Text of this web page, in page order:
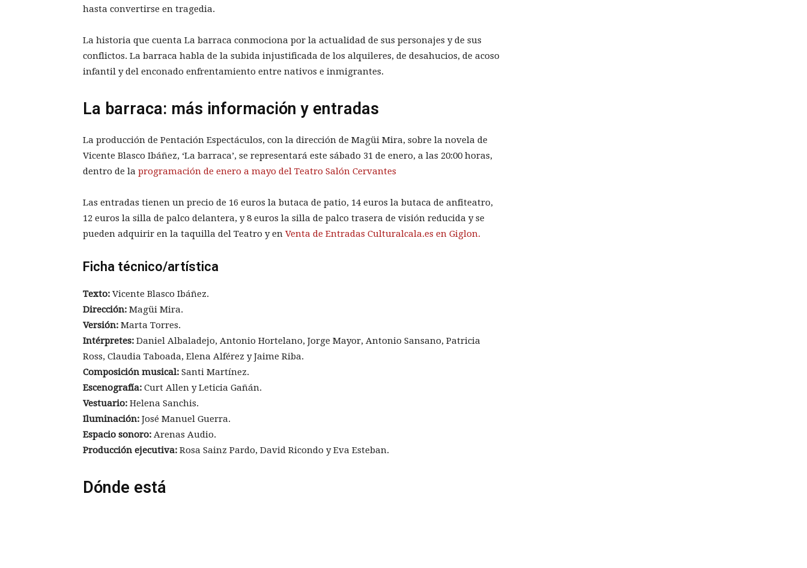
hasta convertirse en tragedia.
La historia que cuenta La barraca conmociona por la actualidad de sus personajes y de sus
conflictos. La barraca habla de la subida injustificada de los alquileres, de desahucios, de acoso
infantil y del enconado enfrentamiento entre nativos e inmigrantes.
La barraca: más información y entradas
La producción de Pentación Espectáculos, con la dirección de Magüi Mira, sobre la novela de
Vicente Blasco Ibáñez, ‘La barraca’, se representará este sábado 31 de enero, a las 20:00 horas,
dentro de la programación de enero a mayo del Teatro Salón Cervantes
Las entradas tienen un precio de 16 euros la butaca de patio, 14 euros la butaca de anfiteatro,
12 euros la silla de palco delantera, y 8 euros la silla de palco trasera de visión reducida y se
pueden adquirir en la taquilla del Teatro y en Venta de Entradas Culturalcala.es en Giglon.
Ficha técnico/artística
Texto: Vicente Blasco Ibáñez.
Dirección: Magüi Mira.
Versión: Marta Torres.
Intérpretes: Daniel Albaladejo, Antonio Hortelano, Jorge Mayor, Antonio Sansano, Patricia
Ross, Claudia Taboada, Elena Alférez y Jaime Riba.
Composición musical: Santi Martínez.
Escenografía: Curt Allen y Leticia Gañán.
Vestuario: Helena Sanchis.
Iluminación: José Manuel Guerra.
Espacio sonoro: Arenas Audio.
Producción ejecutiva: Rosa Sainz Pardo, David Ricondo y Eva Esteban.
Dónde está